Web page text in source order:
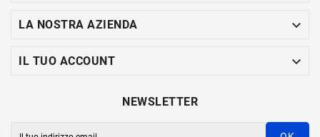
LA NOSTRA AZIENDA 
IL TUO ACCOUNT 
NEWSLETTER